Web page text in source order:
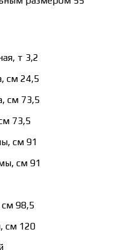
т 3,2
см 24,5
см 73,5
73,5
см 91
см 91
98,5
см 120